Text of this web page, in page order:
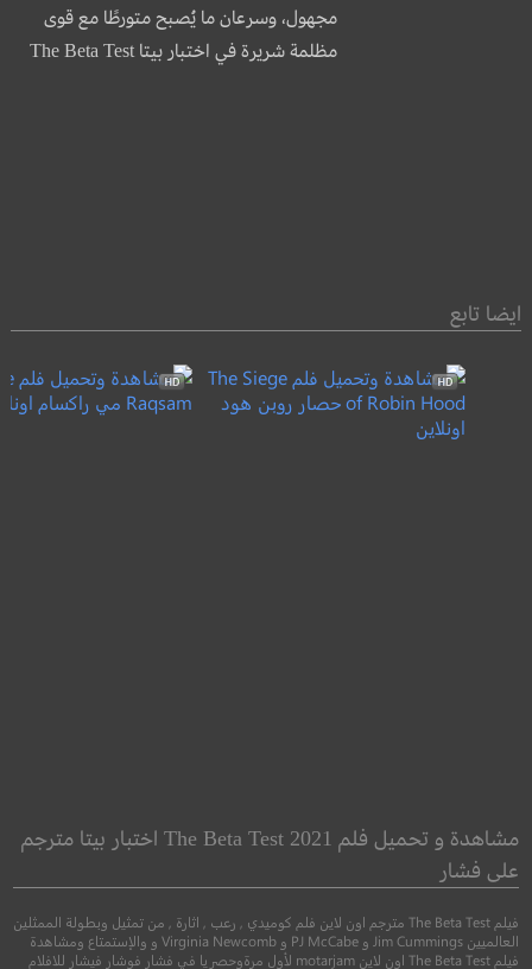
مجهول، وسرعان ما يُصبح متورطًا مع قوى
مظلمة شريرة في اختبار بيتا The Beta Test
ايضا تابع
حصار روبن هود
اكشن●مغامرة●فنتاسيا
مي راكسام
مشاهدة و تحميل فلم The Beta Test 2021 اختبار بيتا مترجم
على فشار
فيلم The Beta Test مترجم اون لاين فلم كوميدي , رعب , اثارة , من تمثيل وبطولة الممثلين
العالميين Jim Cummings و PJ McCabe و Virginia Newcomb و والإستمتاع ومشاهدة
فيلم The Beta Test اون لاين motarjam لأول مرةوحصريا في فشار فوشار فيشار للافلام